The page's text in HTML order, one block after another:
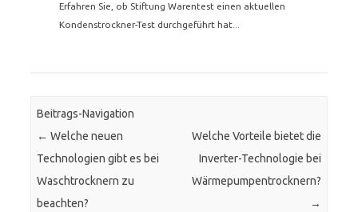
Erfahren Sie, ob Stiftung Warentest einen aktuellen
Kondenstrockner-Test durchgeführt hat...
Beitrags-Navigation
← Welche neuen
Technologien gibt es bei
Waschtrocknern zu
beachten?
Welche Vorteile bietet die
Inverter-Technologie bei
Wärmepumpentrocknern?
→